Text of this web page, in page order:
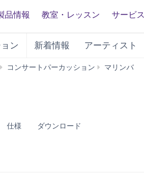
品情報 教室・レッスン サービス
ン 新着情報 アーティスト
コンサートパーカッション マリンバ
仕様 ダウンロード